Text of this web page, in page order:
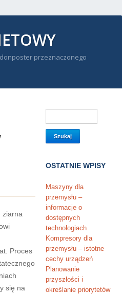
przeznaczonego
ziarna
Proces
się na
OSTATNIE WPISY
Maszyny dla
przemysłu –
informacje o
dostępnych
technologiach
Kompresory dla
przemysłu – istotne
cechy urządzeń
Planowanie
przyszłości i
określanie priorytetów